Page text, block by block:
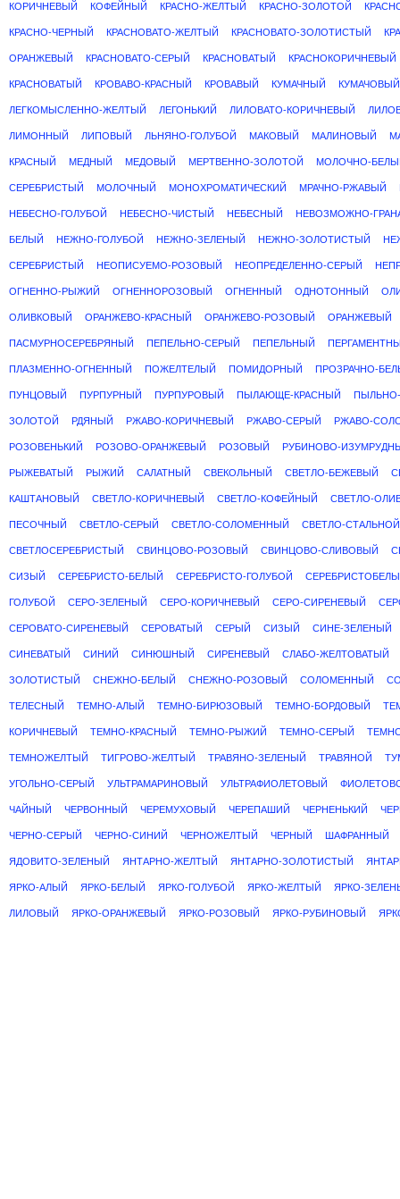
КОРИЧНЕВЫЙ КОФЕЙНЫЙ КРАСНО-ЖЕЛТЫЙ КРАСНО-ЗОЛОТОЙ
КРАСНО-ЧЕРНЫЙ КРАСНОВАТО-ЖЕЛТЫЙ КРАСНОВАТО-ЗОЛОТИСТЫЙ
ОРАНЖЕВЫЙ КРАСНОВАТО-СЕРЫЙ КРАСНОВАТЫЙ КРАСНОКОРИЧНЕВЫЙ
КРАСНОВАТЫЙ КРОВАВО-КРАСНЫЙ КРОВАВЫЙ КУМАЧНЫЙ КУМАЧОВЫЙ
ЛЕГКОМЫСЛЕННО-ЖЕЛТЫЙ ЛЕГОНЬКИЙ ЛИЛОВАТО-КОРИЧНЕВЫЙ
ЛИМОННЫЙ ЛИПОВЫЙ ЛЬНЯНО-ГОЛУБОЙ МАКОВЫЙ МАЛИНОВЫЙ
КРАСНЫЙ МЕДНЫЙ МЕДОВЫЙ МЕРТВЕННО-ЗОЛОТОЙ МОЛОЧНО-
СЕРЕБРИСТЫЙ МОЛОЧНЫЙ МОНОХРОМАТИЧЕСКИЙ МРАЧНО-РЖАВЫЙ
НЕБЕСНО-ГОЛУБОЙ НЕБЕСНО-ЧИСТЫЙ НЕБЕСНЫЙ НЕВОЗМОЖНО-
БЕЛЫЙ НЕЖНО-ГОЛУБОЙ НЕЖНО-ЗЕЛЕНЫЙ НЕЖНО-ЗОЛОТИСТЫЙ
СЕРЕБРИСТЫЙ НЕОПИСУЕМО-РОЗОВЫЙ НЕОПРЕДЕЛЕННО-СЕРЫЙ
ОГНЕННО-РЫЖИЙ ОГНЕННОРОЗОВЫЙ ОГНЕННЫЙ ОДНОТОННЫЙ
ОЛИВКОВЫЙ ОРАНЖЕВО-КРАСНЫЙ ОРАНЖЕВО-РОЗОВЫЙ ОРАНЖЕВЫЙ
ПАСМУРНОСЕРЕБРЯНЫЙ ПЕПЕЛЬНО-СЕРЫЙ ПЕПЕЛЬНЫЙ
ПЛАЗМЕННО-ОГНЕННЫЙ ПОЖЕЛТЕЛЫЙ ПОМИДОРНЫЙ ПРОЗРАЧНО-
ПУНЦОВЫЙ ПУРПУРНЫЙ ПУРПУРОВЫЙ ПЫЛАЮЩЕ-КРАСНЫЙ
ЗОЛОТОЙ РДЯНЫЙ РЖАВО-КОРИЧНЕВЫЙ РЖАВО-СЕРЫЙ РЖАВО-
РОЗОВЕНЬКИЙ РОЗОВО-ОРАНЖЕВЫЙ РОЗОВЫЙ РУБИНОВО-
РЫЖЕВАТЫЙ РЫЖИЙ САЛАТНЫЙ СВЕКОЛЬНЫЙ СВЕТЛО-БЕЖЕВЫЙ
КАШТАНОВЫЙ СВЕТЛО-КОРИЧНЕВЫЙ СВЕТЛО-КОФЕЙНЫЙ СВЕТЛО-
ПЕСОЧНЫЙ СВЕТЛО-СЕРЫЙ СВЕТЛО-СОЛОМЕННЫЙ СВЕТЛО-СТАЛЬНОЙ
СВЕТЛОСЕРЕБРИСТЫЙ СВИНЦОВО-РОЗОВЫЙ СВИНЦОВО-СЛИВОВЫЙ
СИЗЫЙ СЕРЕБРИСТО-БЕЛЫЙ СЕРЕБРИСТО-ГОЛУБОЙ
ГОЛУБОЙ СЕРО-ЗЕЛЕНЫЙ СЕРО-КОРИЧНЕВЫЙ СЕРО-СИРЕНЕВЫЙ
СЕРОВАТО-СИРЕНЕВЫЙ СЕРОВАТЫЙ СЕРЫЙ СИЗЫЙ СИНЕ-ЗЕЛЕНЫЙ
СИНЕВАТЫЙ СИНИЙ СИНЮШНЫЙ СИРЕНЕВЫЙ СЛАБО-ЖЕЛТОВАТЫЙ
ЗОЛОТИСТЫЙ СНЕЖНО-БЕЛЫЙ СНЕЖНО-РОЗОВЫЙ СОЛОМЕННЫЙ
ТЕЛЕСНЫЙ ТЕМНО-АЛЫЙ ТЕМНО-БИРЮЗОВЫЙ ТЕМНО-БОРДОВЫЙ
КОРИЧНЕВЫЙ ТЕМНО-КРАСНЫЙ ТЕМНО-РЫЖИЙ ТЕМНО-СЕРЫЙ
ТЕМНОЖЕЛТЫЙ ТИГРОВО-ЖЕЛТЫЙ ТРАВЯНО-ЗЕЛЕНЫЙ ТРАВЯНОЙ
УГОЛЬНО-СЕРЫЙ УЛЬТРАМАРИНОВЫЙ УЛЬТРАФИОЛЕТОВЫЙ
ЧАЙНЫЙ ЧЕРВОННЫЙ ЧЕРЕМУХОВЫЙ ЧЕРЕПАШИЙ ЧЕРНЕНЬКИЙ
ЧЕРНО-СЕРЫЙ ЧЕРНО-СИНИЙ ЧЕРНОЖЕЛТЫЙ ЧЕРНЫЙ ШАФРАННЫЙ
ЯДОВИТО-ЗЕЛЕНЫЙ ЯНТАРНО-ЖЕЛТЫЙ ЯНТАРНО-ЗОЛОТИСТЫЙ
ЯРКО-АЛЫЙ ЯРКО-БЕЛЫЙ ЯРКО-ГОЛУБОЙ ЯРКО-ЖЕЛТЫЙ ЯРКО-
ЛИЛОВЫЙ ЯРКО-ОРАНЖЕВЫЙ ЯРКО-РОЗОВЫЙ ЯРКО-РУБИНОВЫЙ